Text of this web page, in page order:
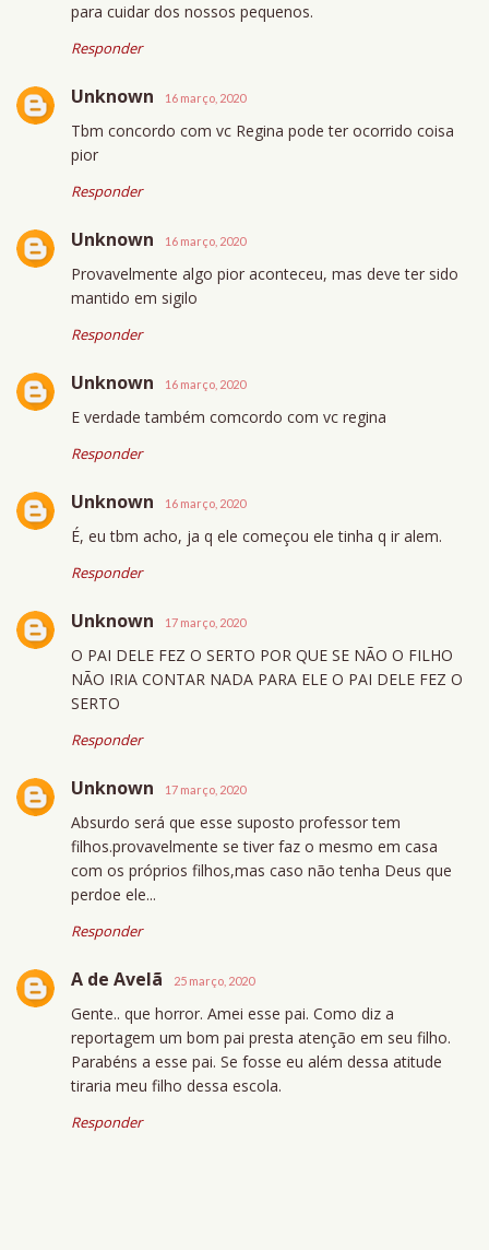
para cuidar dos nossos pequenos.
Responder
Unknown 16 março, 2020
Tbm concordo com vc Regina pode ter ocorrido coisa
pior
Responder
Unknown 16 março, 2020
Provavelmente algo pior aconteceu, mas deve ter sido
mantido em sigilo
Responder
Unknown 16 março, 2020
E verdade também comcordo com vc regina
Responder
Unknown 16 março, 2020
É, eu tbm acho, ja q ele começou ele tinha q ir alem.
Responder
Unknown 17 março, 2020
O PAI DELE FEZ O SERTO POR QUE SE NÃO O FILHO
NÃO IRIA CONTAR NADA PARA ELE O PAI DELE FEZ O
SERTO
Responder
Unknown 17 março, 2020
Absurdo será que esse suposto professor tem
filhos.provavelmente se tiver faz o mesmo em casa
com os próprios filhos,mas caso não tenha Deus que
perdoe ele...
Responder
A de Avelã 25 março, 2020
Gente.. que horror. Amei esse pai. Como diz a
reportagem um bom pai presta atenção em seu filho.
Parabéns a esse pai. Se fosse eu além dessa atitude
tiraria meu filho dessa escola.
Responder